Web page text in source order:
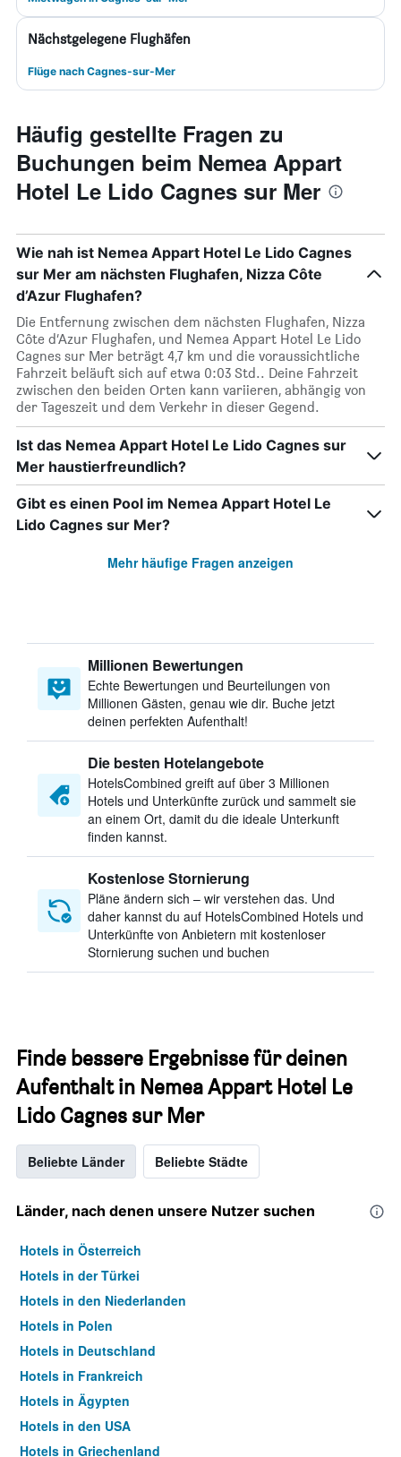
Nächstgelegene Flughäfen
Flüge nach Cagnes-sur-Mer
Häufig gestellte Fragen zu
Buchungen beim Nemea Appart
Hotel Le Lido Cagnes sur Mer
Wie nah ist Nemea Appart Hotel Le Lido Cagnes
sur Mer am nächsten Flughafen, Nizza Côte
d’Azur Flughafen?
Die Entfernung zwischen dem nächsten Flughafen, Nizza
Côte d’Azur Flughafen, und Nemea Appart Hotel Le Lido
Cagnes sur Mer beträgt 4,7 km und die voraussichtliche
Fahrzeit beläuft sich auf etwa 0:03 Std.. Deine Fahrzeit
zwischen den beiden Orten kann variieren, abhängig von
der Tageszeit und dem Verkehr in dieser Gegend.
Ist das Nemea Appart Hotel Le Lido Cagnes sur
Mer haustierfreundlich?
Gibt es einen Pool im Nemea Appart Hotel Le
Lido Cagnes sur Mer?
Mehr häufige Fragen anzeigen
Millionen Bewertungen
Echte Bewertungen und Beurteilungen von
Millionen Gästen, genau wie dir. Buche jetzt
deinen perfekten Aufenthalt!
Die besten Hotelangebote
HotelsCombined greift auf über 3 Millionen
Hotels und Unterkünfte zurück und sammelt sie
an einem Ort, damit du die ideale Unterkunft
finden kannst.
Kostenlose Stornierung
Pläne ändern sich – wir verstehen das. Und
daher kannst du auf HotelsCombined Hotels und
Unterkünfte von Anbietern mit kostenloser
Stornierung suchen und buchen
Finde bessere Ergebnisse für deinen
Aufenthalt in Nemea Appart Hotel Le
Lido Cagnes sur Mer
Beliebte Länder Beliebte Städte
Länder, nach denen unsere Nutzer suchen
Hotels in Österreich
Hotels in der Türkei
Hotels in den Niederlanden
Hotels in Polen
Hotels in Deutschland
Hotels in Frankreich
Hotels in Ägypten
Hotels in den USA
Hotels in Griechenland